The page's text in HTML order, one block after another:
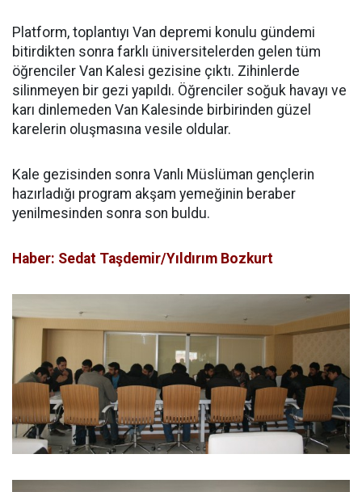
Platform, toplantıyı Van depremi konulu gündemi
bitirdikten sonra farklı üniversitelerden gelen tüm
öğrenciler Van Kalesi gezisine çıktı. Zihinlerde
silinmeyen bir gezi yapıldı. Öğrenciler soğuk havayı ve
karı dinlemeden Van Kalesinde birbirinden güzel
karelerin oluşmasına vesile oldular.
Kale gezisinden sonra Vanlı Müslüman gençlerin
hazırladığı program akşam yemeğinin beraber
yenilmesinden sonra son buldu.
Haber: Sedat Taşdemir/Yıldırım Bozkurt